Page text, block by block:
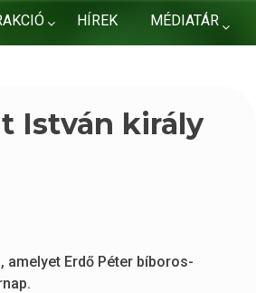
HÍREK MÉDIATÁR
István király
Erdő Péter bíboros-